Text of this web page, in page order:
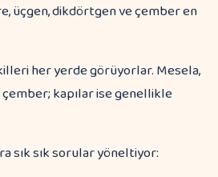
üçgen, dikdörtgen ve çember en
her yerde görüyorlar. Mesela,
kapılar ise genellikle
sık sık sorular yöneltiyor: